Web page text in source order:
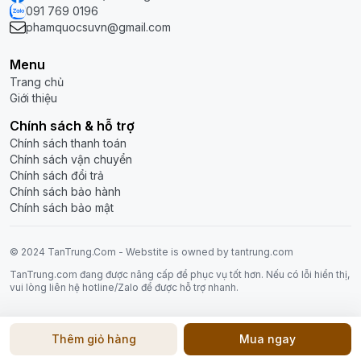
Thêm giỏ hàng Mua ngay
Ưu điểm nổi bật
Thiết kế business tối giản, phù hợp môi trường học tập
và văn phòng
Bìa cứng chắc chắn giúp bảo vệ giấy tốt hơn khi mang
theo
Giấy viết mịn, hỗ trợ nhiều loại bút thông dụng
Kích thước gọn nhẹ, dễ bỏ balo hoặc túi xách
Hai màu đen và đỏ sang trọng, dễ lựa chọn theo sở
thích
Phù hợp làm sổ ghi chú, planner hoặc nhật ký cá nhân
Ứng dụng thực tế
091 769 0196
phamquocsuvn@gmail.com
Menu
Trang chủ
Giới thiệu
Chính sách & hỗ trợ
Chính sách thanh toán
Chính sách vận chuyển
Chính sách đổi trả
Chính sách bảo hành
Chính sách bảo mật
© 2024 TanTrung.Com - Webstite is owned by tantrung.com
TanTrung.com đang được nâng cấp để phục vụ tốt hơn. Nếu có lỗi hiển thị,
vui lòng liên hệ hotline/Zalo để được hỗ trợ nhanh.